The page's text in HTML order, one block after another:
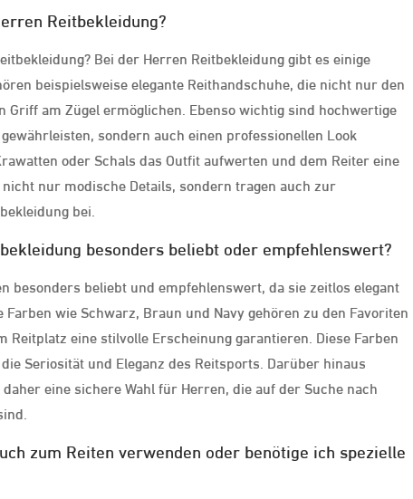
Reitbekleidung?
Bei der Herren Reitbekleidung gibt es einige
beispielsweise elegante Reithandschuhe, die nicht nur den
Griff am Zügel ermöglichen. Ebenso wichtig sind hochwertige
sondern auch einen professionellen Look
oder Schals das Outfit aufwerten und dem Reiter eine
nur modische Details, sondern tragen auch zur
bei.
besonders beliebt oder empfehlenswert?
besonders beliebt und empfehlenswert, da sie zeitlos elegant
wie Schwarz, Braun und Navy gehören zu den Favoriten
Reitplatz eine stilvolle Erscheinung garantieren. Diese Farben
Seriosität und Eleganz des Reitsports. Darüber hinaus
eine sichere Wahl für Herren, die auf der Suche nach
zum Reiten verwenden oder benötige ich spezielle